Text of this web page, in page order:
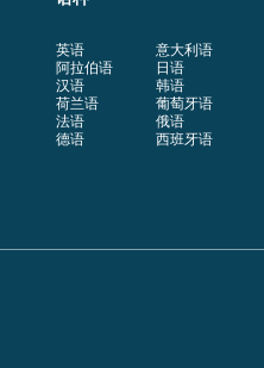
英语
阿拉伯语
汉语
荷兰语
法语
德语
意大利语
日语
韩语
葡萄牙语
俄语
西班牙语